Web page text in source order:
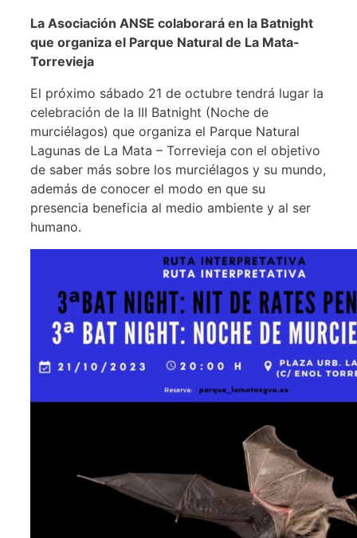
La Asociación ANSE colaborará en la Batnight
que organiza el Parque Natural de La Mata-
Torrevieja
El próximo sábado 21 de octubre tendrá lugar la
celebración de la III Batnight (Noche de
murciélagos) que organiza el Parque Natural
Lagunas de La Mata – Torrevieja con el objetivo
de saber más sobre los murciélagos y su mundo,
además de conocer el modo en que su
presencia beneficia al medio ambiente y al ser
humano.